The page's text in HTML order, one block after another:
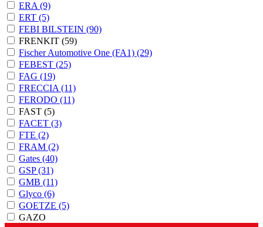
ERA(9)
ERT (5)
FEBI BILSTEIN (90)
FRENKIT (59)
Fischer Automotive One (FA1) (29)
FEBEST (25)
FAG (19)
FRECCIA(11)
FERODO (11)
FAST (5)
FACET (3)
FTE (2)
FRAM (2)
Gates (40)
GSP(31)
GMB (11)
Glyco (6)
GOETZE (5)
GAZO